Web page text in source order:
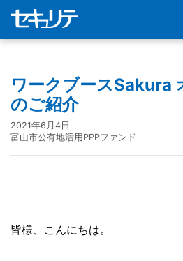
ワークブースSakura
のご紹介
2021年6月4日
富山市公有地活用PPPファンド
皆様、こんにちは。